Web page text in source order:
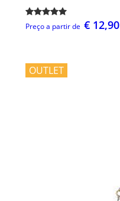
Preço a partir de € 12,90
OUTLET